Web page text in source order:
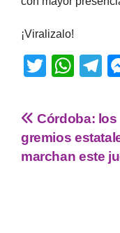
¡Viralizalo!
T
tt
er
W
at
s
A
T
e
a
Córdoba: los
gremios
marchan este